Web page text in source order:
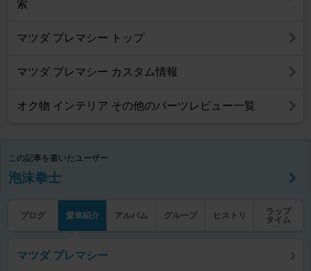
索
マツダ プレマシー トップ
マツダ プレマシー カスタム情報
オク物 インテリア その他のパーツレビュー一覧
この記事を書いたユーザー
泡沫拳士
ブログ 愛車紹介 アルバム グループ ヒストリ
ラップ
タイム
マツダ プレマシー